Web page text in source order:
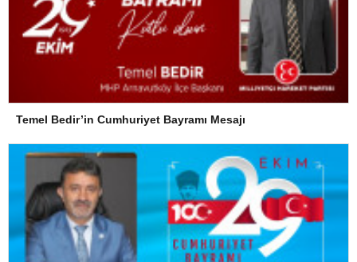
Temel Bedir’in Cumhuriyet Bayramı Mesajı